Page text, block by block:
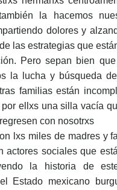
la hacemos
dolores y
las estrategias que
Pero sepan bien
la lucha y búsqueda
familias están
ellxs una silla vacía
con nosotrxs
lxs miles de madres y
actores sociales que
la historia de
Estado mexicano